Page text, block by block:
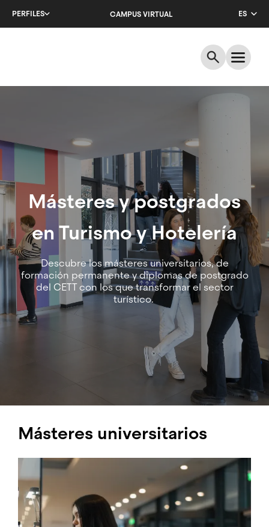
PERFILES CAMPUS VIRTUAL
ES
EN
Hotelería
Másteres
postgrados
Másteres y postgrados
en Turismo y Hotelería
Descubre los másteres universitarios, de
formación permanente y diplomas de postgrado
del CETT con los que transformar el sector
turístico.
Másteres universitarios